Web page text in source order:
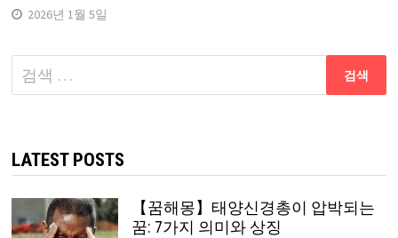
2026년 1월 5일
다
음
LATEST POSTS
【꿈해몽】태양신경총이 압박되는
꿈: 7가지 의미와 상징